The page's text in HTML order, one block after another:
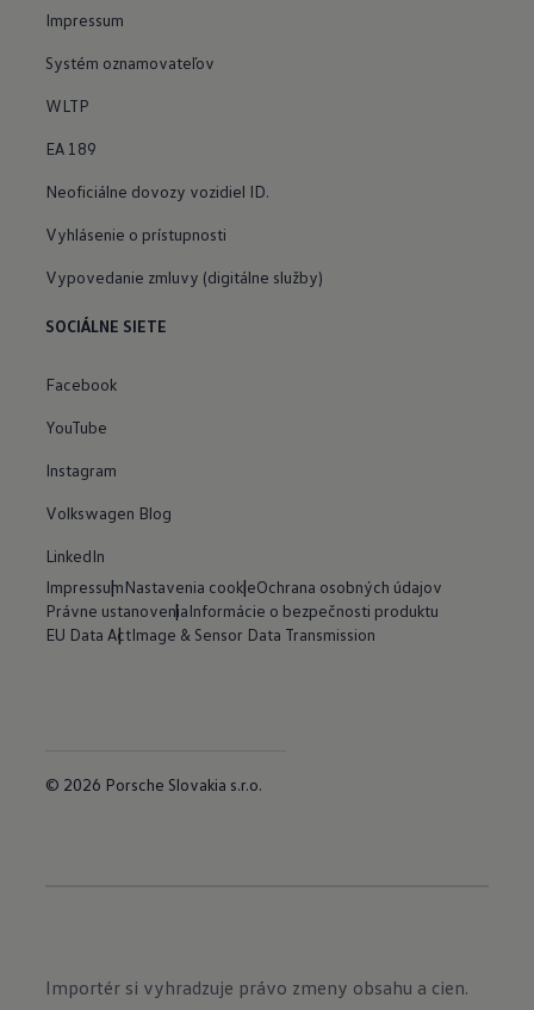
Impressum
Systém oznamovateľov
WLTP
EA 189
Neoficiálne dovozy vozidiel ID.
Vyhlásenie o prístupnosti
Vypovedanie zmluvy (digitálne služby)
SOCIÁLNE SIETE
Facebook
YouTube
Instagram
Volkswagen Blog
LinkedIn
ImpressumNastavenia cookieOchrana osobných údajov
Právne ustanoveniaInformácie o bezpečnosti produktu
EU Data ActImage & Sensor Data Transmission
© 2026 Porsche Slovakia s.r.o.
Importér si vyhradzuje právo zmeny obsahu a cien.